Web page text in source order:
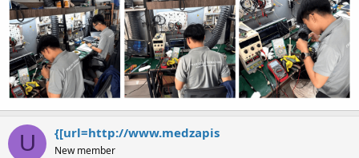
U {[url=http://www.medzapis
New member